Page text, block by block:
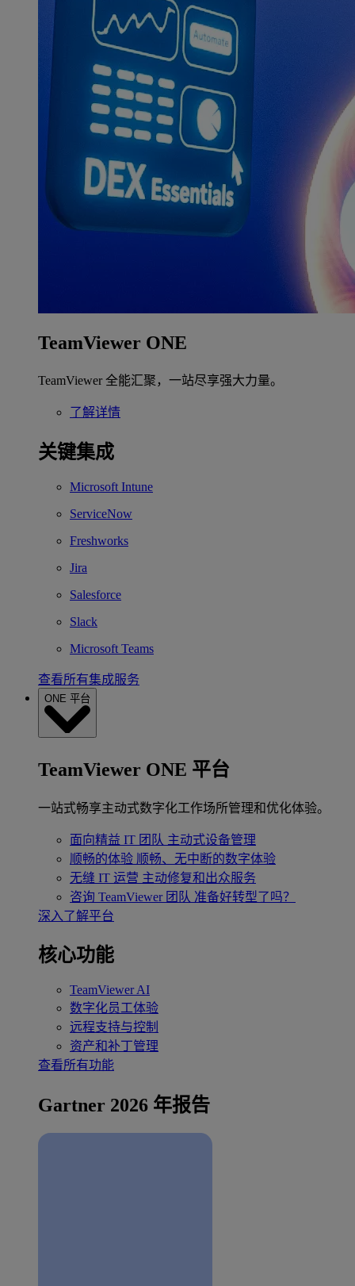
TeamViewer ONE
TeamViewer 全能汇聚，一站尽享强大力量。
了解详情
关键集成
Microsoft Intune
ServiceNow
Freshworks
Jira
Salesforce
Slack
Microsoft Teams
查看所有集成服务
ONE 平台
TeamViewer ONE 平台
一站式畅享主动式数字化工作场所管理和优化体验。
面向精益 IT 团队 主动式设备管理
顺畅的体验 顺畅、无中断的数字体验
无缝 IT 运营 主动修复和出众服务
咨询 TeamViewer 团队 准备好转型了吗？
深入了解平台
核心功能
TeamViewer AI
数字化员工体验
远程支持与控制
资产和补丁管理
查看所有功能
Gartner 2026 年报告